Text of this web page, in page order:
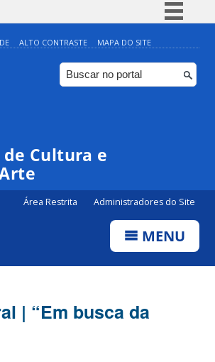
Simplifique!
Comunica BR
Participe
ALTO CONTRASTE MAPA DO SITE
Cultura e
Área Restrita Administradores do Site
MENU
| “Em busca da